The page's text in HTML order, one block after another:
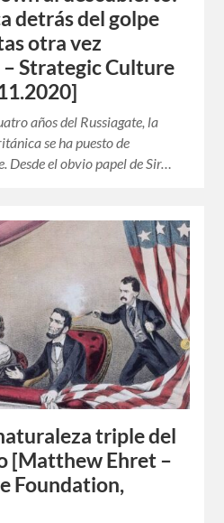
detrás del golpe
otra vez
Strategic Culture
años del Russiagate, la
se ha puesto de
Desde el obvio papel de Sir…
triple del
[Matthew Ehret –
Foundation,